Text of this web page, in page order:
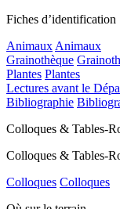
Fiches d’identification
Animaux Animaux
Grainothèque
Plantes Plantes
Lectures avant le
Bibliographie
Colloques & Tables-
Colloques & Tables-
Colloques Colloques